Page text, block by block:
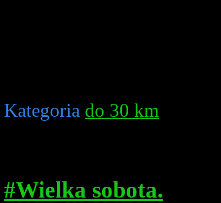
Kategoria do 30 km
#Wielka sobota.